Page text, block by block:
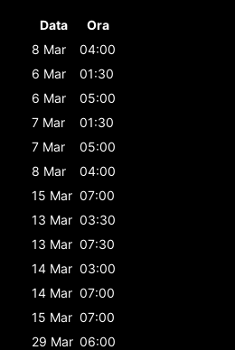
Data
Ora
8 Mar
04:00
6 Mar
01:30
6 Mar
05:00
7 Mar
01:30
7 Mar
05:00
8 Mar
04:00
15 Mar 07:00
13 Mar 03:30
13 Mar 07:30
14 Mar 03:00
14 Mar 07:00
15 Mar 07:00
29 Mar 06:00